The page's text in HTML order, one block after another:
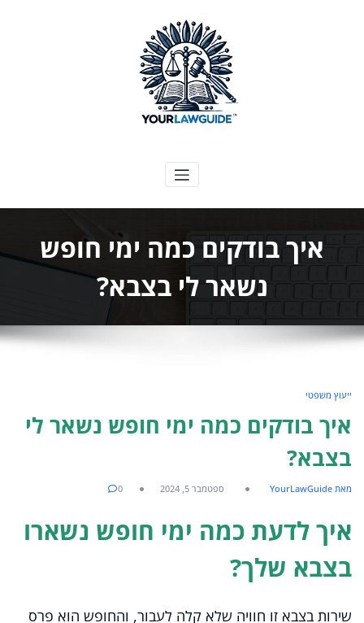
המדריך המשפטי שלך
איך בודקים כמה ימי חופש
נשאר לי בצבא?
ייעוץ משפטי
איך בודקים כמה ימי חופש נשאר לי
בצבא?
מאת YourLawGuide ספטמבר 5, 2024 0
איך לדעת כמה ימי חופש נשארו
בצבא שלך?
שירות בצבא זו חוויה שלא קלה לעבור, והחופש הוא פרס